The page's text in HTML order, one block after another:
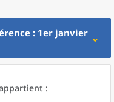
: 1er janvier
: